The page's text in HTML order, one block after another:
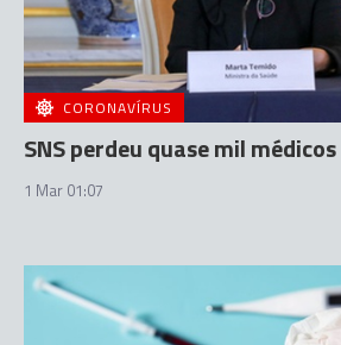
CORONAVÍRUS
SNS perdeu quase mil
1 Mar 01:07